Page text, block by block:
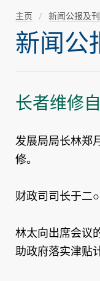
主页 新闻公报及
新闻公
长者维修
发展局局长林郑
修。
财政司司长于二
林太向出席会议
助政府落实津贴